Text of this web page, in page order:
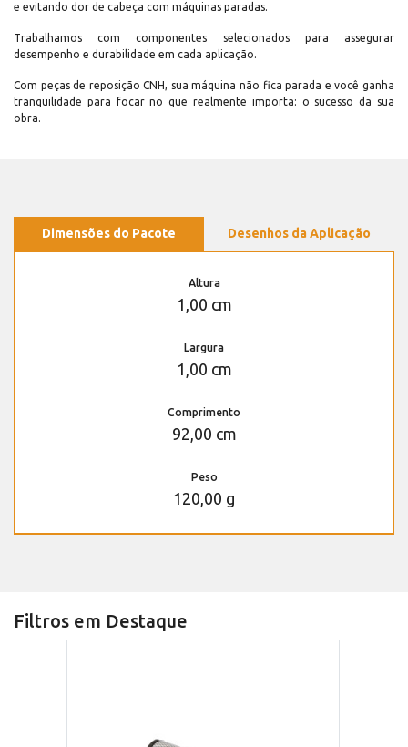
e evitando dor de cabeça com máquinas paradas.
Trabalhamos com componentes selecionados para assegurar
desempenho e durabilidade em cada aplicação.
Com peças de reposição CNH, sua máquina não fica parada e você ganha
tranquilidade para focar no que realmente importa: o sucesso da sua
obra.
Dimensões do Pacote Desenhos da Aplicação
Altura
1,00 cm
Largura
1,00 cm
Comprimento
92,00 cm
Peso
120,00 g
Filtros em Destaque